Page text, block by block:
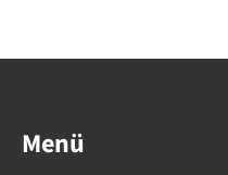
Menü